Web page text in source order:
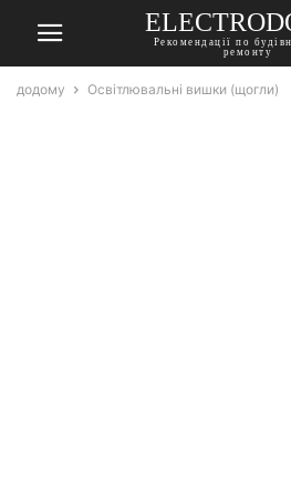
Рекомендації по
ремонту
додому Освітлювальні вишки (щогли)